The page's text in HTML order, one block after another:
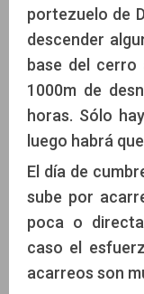
portezuelo de
descender
base del cerro
1000m de
horas. Sólo
luego habrá
El día de
sube por
poca o
caso el
acarreos son